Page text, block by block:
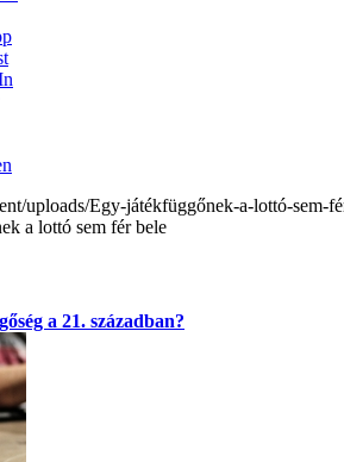
uploads/Egy-játékfüggőnek-a-lottó-sem-
a lottó sem fér bele
a 21. században?